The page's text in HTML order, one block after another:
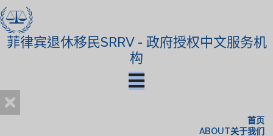
菲律宾退休移民SRRV - 政府授权中文服务机
构
首页
ABOUT关于我们